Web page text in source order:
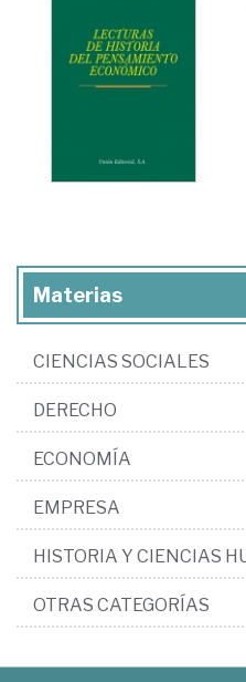
Materias
CIENCIAS SOCIALES
DERECHO
ECONOMÍA
EMPRESA
HISTORIA Y CIENCIAS
OTRAS CATEGORÍAS